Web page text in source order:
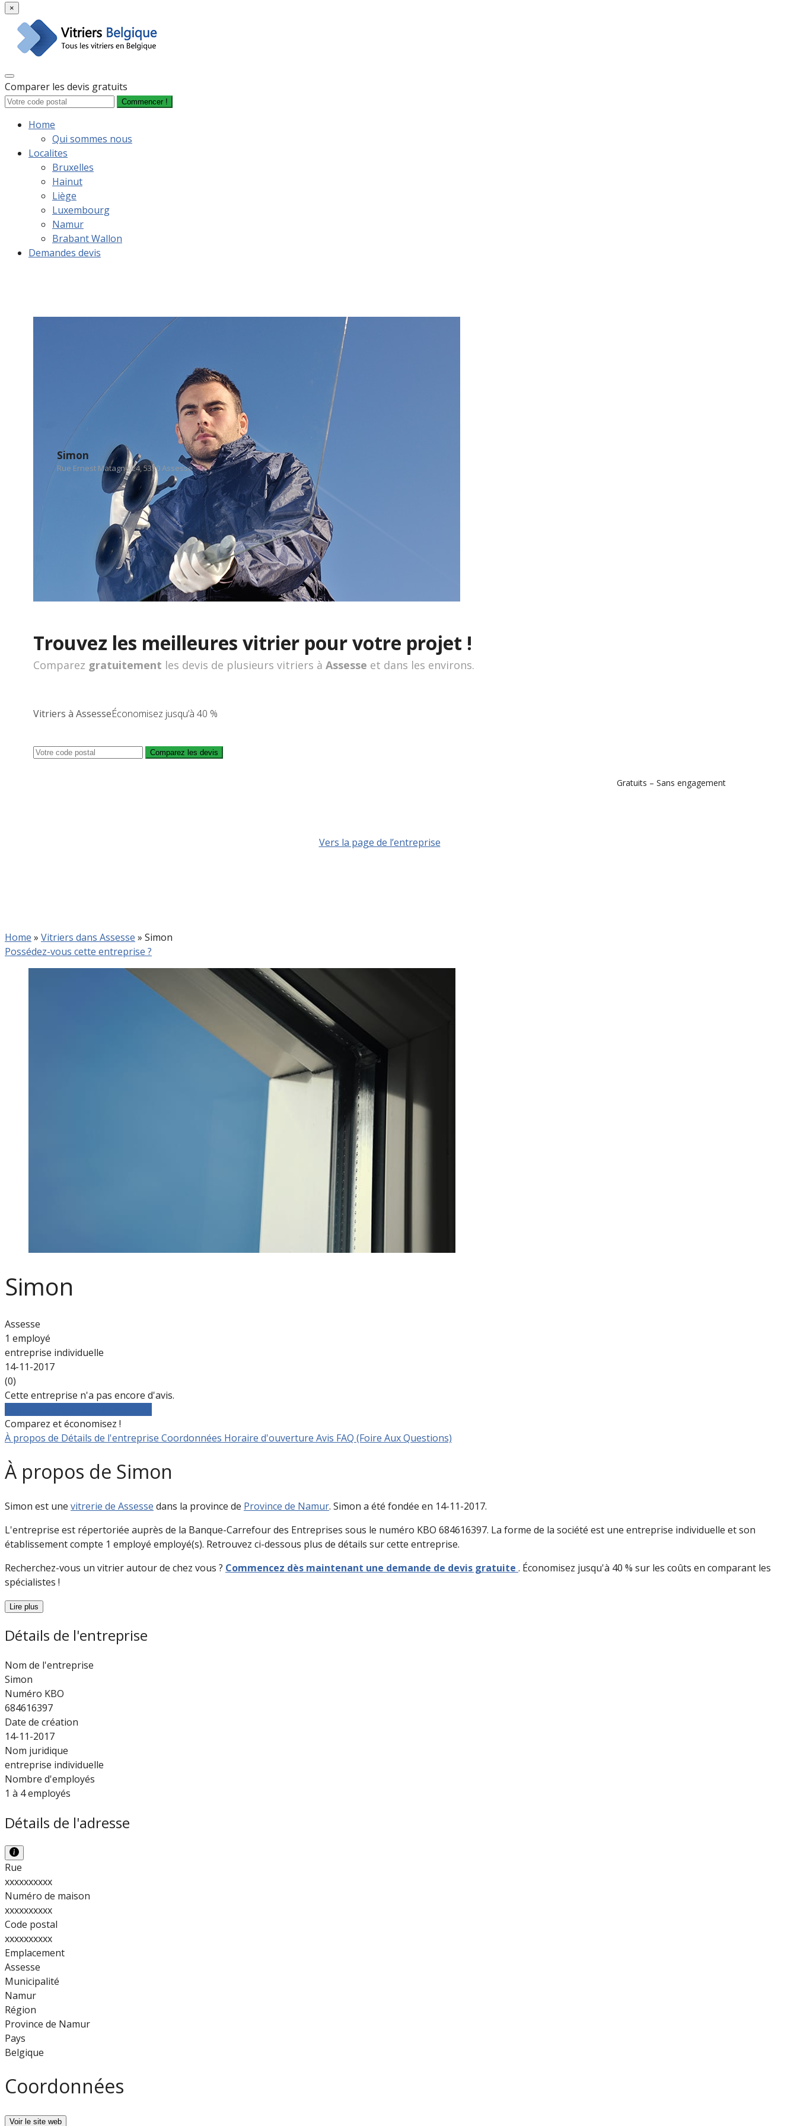
×
Comparer les devis gratuits
Commencer !
Home
Qui sommes nous
Localites
Bruxelles
Hainut
Liège
Luxembourg
Namur
Brabant Wallon
Demandes devis
Simon
Rue Ernest Matagne 24, 5330 Assesse
Trouvez les meilleures vitrier pour votre projet !
Comparez gratuitement les devis de plusieurs vitriers à Assesse et dans les environs.
Vitriers à AssesseÉconomisez jusqu’à 40 %
Comparez les devis
Gratuits – Sans engagement
Vers la page de l’entreprise
Home » Vitriers dans Assesse » Simon
Possédez-vous cette entreprise ?
Simon
Assesse
1 employé
entreprise individuelle
14-11-2017
(0)
Cette entreprise n'a pas encore d'avis.
Comparez et économisez !
À propos de Détails de l'entreprise Coordonnées Horaire d'ouverture Avis FAQ (Foire Aux Questions)
À propos de Simon
Simon est une vitrerie de Assesse dans la province de Province de Namur. Simon a été fondée en 14-11-2017.
L'entreprise est répertoriée auprès de la Banque-Carrefour des Entreprises sous le numéro KBO 684616397. La forme de la société est une entreprise individuelle et son
établissement compte 1 employé employé(s). Retrouvez ci-dessous plus de détails sur cette entreprise.
Recherchez-vous un vitrier autour de chez vous ? Commencez dès maintenant une demande de devis gratuite . Économisez jusqu'à 40 % sur les coûts en comparant les
spécialistes !
Lire plus
Détails de l'entreprise
Nom de l'entreprise
Simon
Numéro KBO
684616397
Date de création
14-11-2017
Nom juridique
entreprise individuelle
Nombre d'employés
1 à 4 employés
Détails de l'adresse
Rue
xxxxxxxxxx
Numéro de maison
xxxxxxxxxx
Code postal
xxxxxxxxxx
Emplacement
Assesse
Municipalité
Namur
Région
Province de Namur
Pays
Belgique
Coordonnées
Voir le site web